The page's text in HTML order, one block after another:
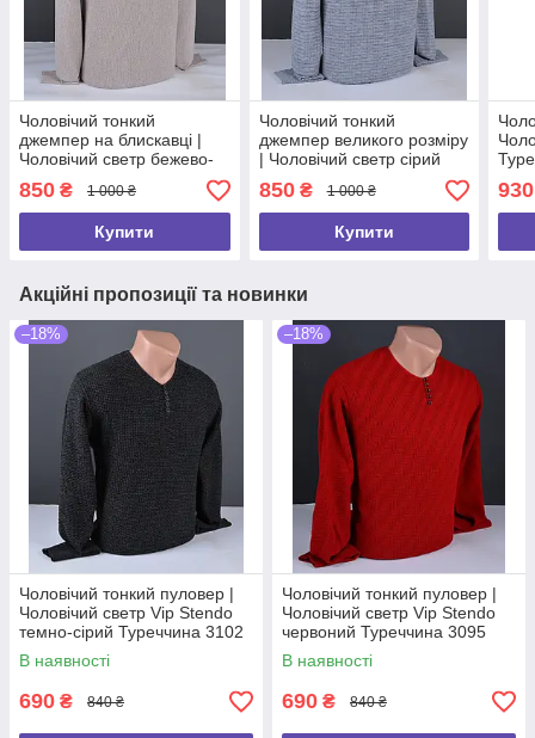
Чоловічий тонкий
джемпер на блискавці |
Чоловічий светр бежево-
сірий Туреччина 3149
850 ₴ 1 000 ₴
Купити
Чоловічий тонкий
джемпер великого розміру
| Чоловічий светр сірий
Туреччина 3135 Б
850₴ 1 000 ₴
Купити
930
Акційні пропозиції та новинки
–18%
Чоловічий тонкий пуловер |
Чоловічий светр Vip Stendo
темно-сірий Туреччина 3102
В наявності
690 ₴ 840 ₴
–18%
Чоловічий тонкий пуловер |
Чоловічий светр Vip Stendo
червоний Туреччина 3095
В наявності
690 ₴ 840 ₴